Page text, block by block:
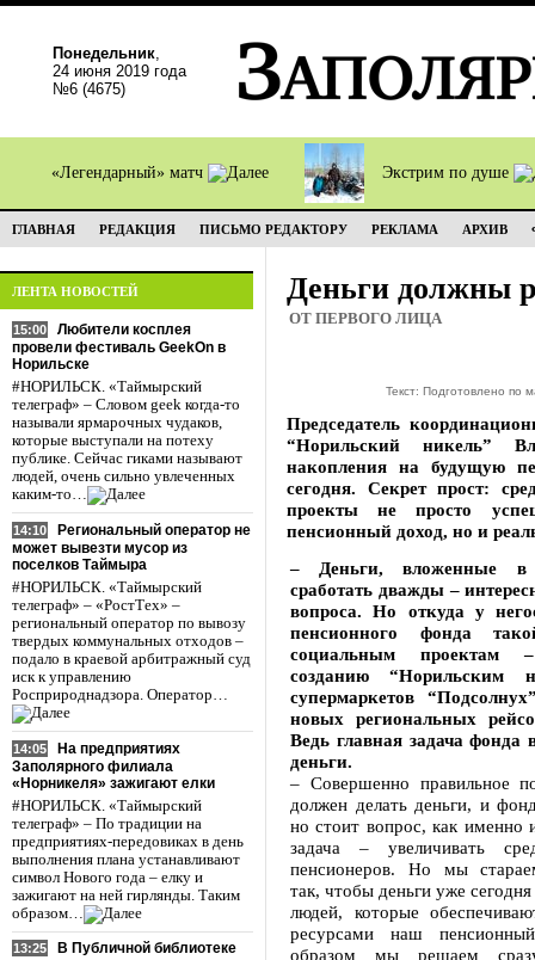
Понедельник,
24 июня 2019 года
№6 (4675)
«Легендарный» матч Экстрим по душе
ГЛАВНАЯ РЕДАКЦИЯ ПИСЬМО РЕДАКТОРУ РЕКЛАМА АРХИВ
ЛЕНТА НОВОСТЕЙ
15:00
Любители косплея
провели фестиваль GeekOn в
Норильске
#НОРИЛЬСК. «Таймырский
телеграф» – Словом geek когда-то
называли ярмарочных чудаков,
которые выступали на потеху
публике. Сейчас гиками называют
людей, очень сильно увлеченных
каким-то…
14:10
Региональный оператор не
может вывезти мусор из
поселков Таймыра
#НОРИЛЬСК. «Таймырский
телеграф» – «РостТех» –
региональный оператор по вывозу
твердых коммунальных отходов –
подало в краевой арбитражный суд
иск к управлению
Росприроднадзора. Оператор…
14:05
На предприятиях
Заполярного филиала
«Норникеля» зажигают елки
#НОРИЛЬСК. «Таймырский
телеграф» – По традиции на
предприятиях-передовиках в день
выполнения плана устанавливают
символ Нового года – елку и
зажигают на ней гирлянды. Таким
образом…
13:25
В Публичной библиотеке
Деньги должны
ОТ ПЕРВОГО ЛИЦА
Текст: Подготовлено по
Председатель
“Норильский никель”
накопления на будущую
сегодня. Секрет прост:
проекты не просто
пенсионный доход, но и
– Деньги, вложенные
сработать дважды –
вопроса. Но откуда у
пенсионного фонда
социальным
созданию “Норильским
супермаркетов
новых региональных
Ведь главная задача фонда
деньги.
– Совершенно правильное
должен делать деньги, и
но стоит вопрос, как именно
задача – увеличивать
пенсионеров. Но мы
так, чтобы деньги уже
людей, которые
ресурсами наш
образом мы решаем